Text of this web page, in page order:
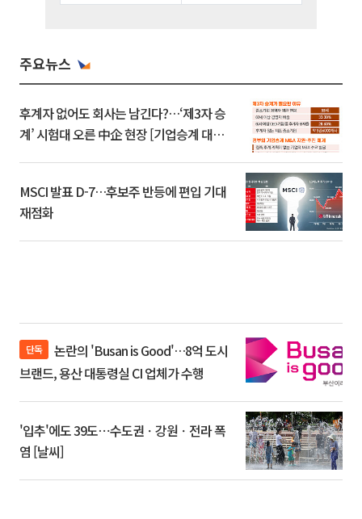
주요뉴스
후계자 없어도 회사는 남긴다?…‘제3자 승
계’ 시험대 오른 中企 현장 [기업승계 대전
MSCI 발표 D-7…후보주 반등에 편입 기대
재점화
단독
브랜드, 용산 대통령실 CI 업체가 수행
'입추'에도 39도⋯수도권ㆍ강원ㆍ전라 폭
염 [날씨]